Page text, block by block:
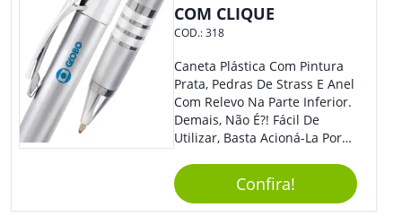
COM CLIQUE
COD.:318
Caneta Plástica Com Pintura
Prata, Pedras De Strass E Anel
Com Relevo Na Parte Inferior.
Demais, Não É?! Fácil De
Utilizar, Basta Acioná-La Por
Confira!